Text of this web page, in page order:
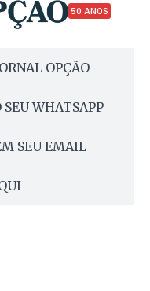
50 ANOS
OPÇÃO
WHATSAPP
SEU EMAIL